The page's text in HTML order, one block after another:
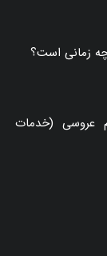
زمانی است؟
عروسی (خدمات